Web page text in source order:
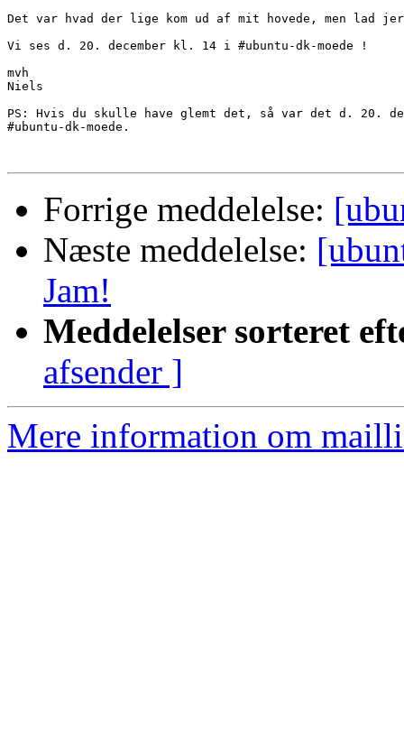
Det var hvad der lige kom ud af mit hovede, men lad
Vi ses d. 20. december kl. 14 i #ubuntu-dk-moede !
mvh
Niels
PS: Hvis du skulle have glemt det, så var det d. 20.
#ubuntu-dk-moede.
Forrige meddelelse:
Næste meddelelse:
Jam!
Meddelelser sorteret
afsender ]
Mere information om